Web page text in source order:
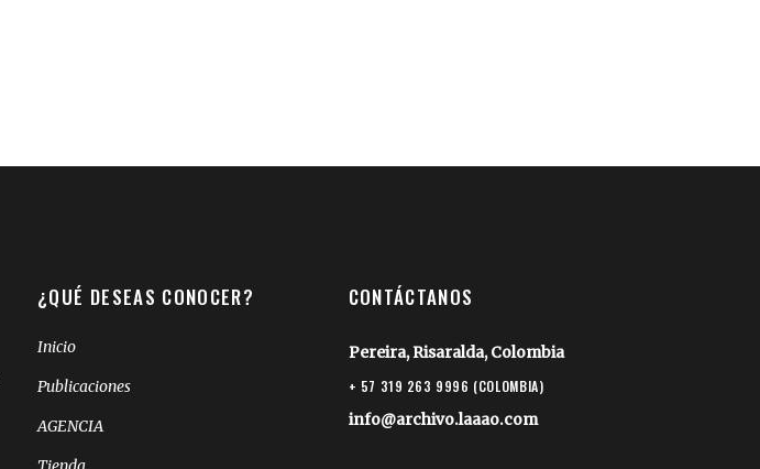
¿QUÉ DESEAS CONOCER?
Inicio
Publicaciones
AGENCIA
CONTÁCTANOS
Pereira, Risaralda, Colombia
+ 57 319 263 9996 (COLOMBIA)
info@archivo.laaao.com